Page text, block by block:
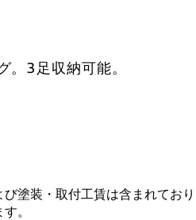
。3足収納可能。
塗装・取付工賃は含まれており
。